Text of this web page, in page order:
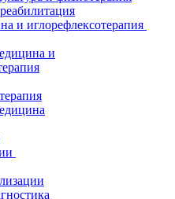
и иглорефлексотерапия
и